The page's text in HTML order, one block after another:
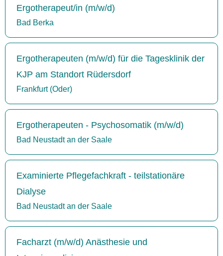
Ergotherapeut/in (m/w/d)
Bad Berka
Ergotherapeuten (m/w/d) für die Tagesklinik der
KJP am Standort Rüdersdorf
Frankfurt (Oder)
Ergotherapeuten - Psychosomatik (m/w/d)
Bad Neustadt an der Saale
Examinierte Pflegefachkraft - teilstationäre
Dialyse
Bad Neustadt an der Saale
Facharzt (m/w/d) Anästhesie und